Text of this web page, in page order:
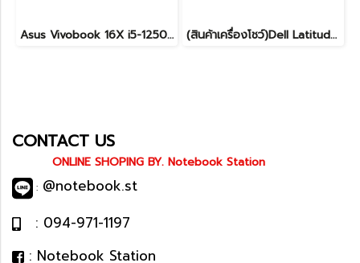
Asus Vivobook 16X i5-12500H RTX4050(8GB) Ram32 ssd512 จอ16นิ้ว WUXGA 120Hz สเปคสูงมีการ์ดจอแยกหน้าจอใหญ่ ขายเพียง 27,900.- (สินค้าเครื่องโชว์)Dell Latitude 7450 2-in-1 ทัชกรีนหมุนจอได้ Ultra7-155U RAM16 SSD512GB จอ14 FHD+ สเปคสูง ทำงานเก่ง มีไฟใต้คีย์บอร์ด เครื่องสวยบางเบา ประกันศูนย์2029 ลดราคาพิเศษจากปกติ 38,990 .- ลดเหลือ 36,990.-
CONTACT US
ONLINE SHOPING BY. Notebook Station
: @notebook.st
: 094-971-1197
: Notebook Station